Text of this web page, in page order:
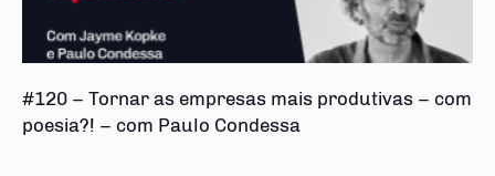
#120 – Tornar as empresas mais produtivas – com
poesia?! – com Paulo Condessa